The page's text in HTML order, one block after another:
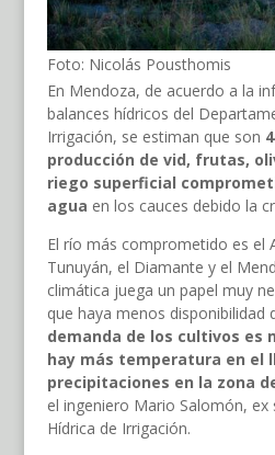
Foto: Nicolás Pousthomis
En Mendoza, de acuerdo a la
balances hídricos del
Irrigación, se estiman que son
producción de vid, frutas,
riego superficial
agua en los cauces debido la
El río más comprometido es el
Tunuyán, el Diamante y el
climática juega un papel muy
que haya menos disponibilidad
demanda de los cultivos es
hay más temperatura en el
precipitaciones en la zona
el ingeniero Mario Salomón, ex
Hídrica de Irrigación.